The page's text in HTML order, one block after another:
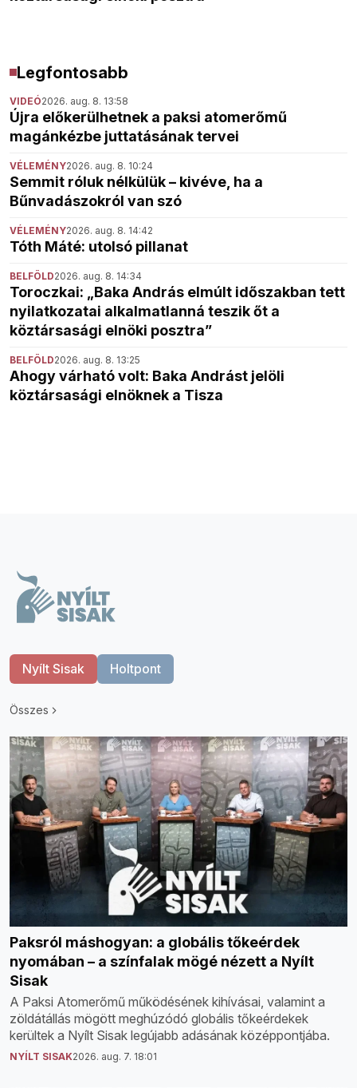
Legfontosabb
VIDEÓ2026. aug. 8. 13:58
Újra előkerülhetnek a paksi atomerőmű
magánkézbe juttatásának tervei
VÉLEMÉNY2026. aug. 8. 10:24
Semmit róluk nélkülük – kivéve, ha a
Bűnvadászokról van szó
VÉLEMÉNY2026. aug. 8. 14:42
Tóth Máté: utolsó pillanat
BELFÖLD2026. aug. 8. 14:34
Toroczkai: „Baka András elmúlt időszakban tett
nyilatkozatai alkalmatlanná teszik őt a
köztársasági elnöki posztra”
BELFÖLD2026. aug. 8. 13:25
Ahogy várható volt: Baka Andrást jelöli
köztársasági elnöknek a Tisza
Nyílt Sisak Holtpont
Összes
Paksról máshogyan: a globális tőkeérdek
nyomában – a színfalak mögé nézett a Nyílt
Sisak
A Paksi Atomerőmű működésének kihívásai, valamint a
zöldátállás mögött meghúzódó globális tőkeérdekek
kerültek a Nyílt Sisak legújabb adásának középpontjába.
NYÍLT SISAK2026. aug. 7. 18:01